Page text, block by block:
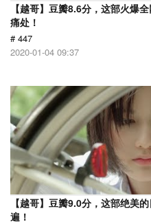
【越哥】豆瓣8.6分，这部火爆
痛处！
# 447
2020-01-04 09:37
【越哥】豆瓣9.0分，这部绝美
遍！